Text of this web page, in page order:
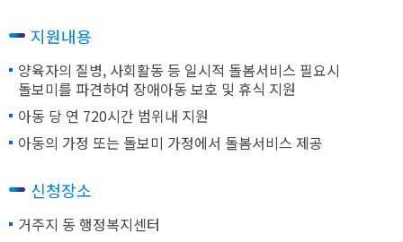
지원내용
양육자의 질병, 사회활동 등 일시적 돌봄서비스 필요시
돌보미를 파견하여 장애아동 보호 및 휴식 지원
아동 당 연 720시간 범위내 지원
아동의 가정 또는 돌보미 가정에서 돌봄서비스 제공
신청장소
거주지 동 행정복지센터